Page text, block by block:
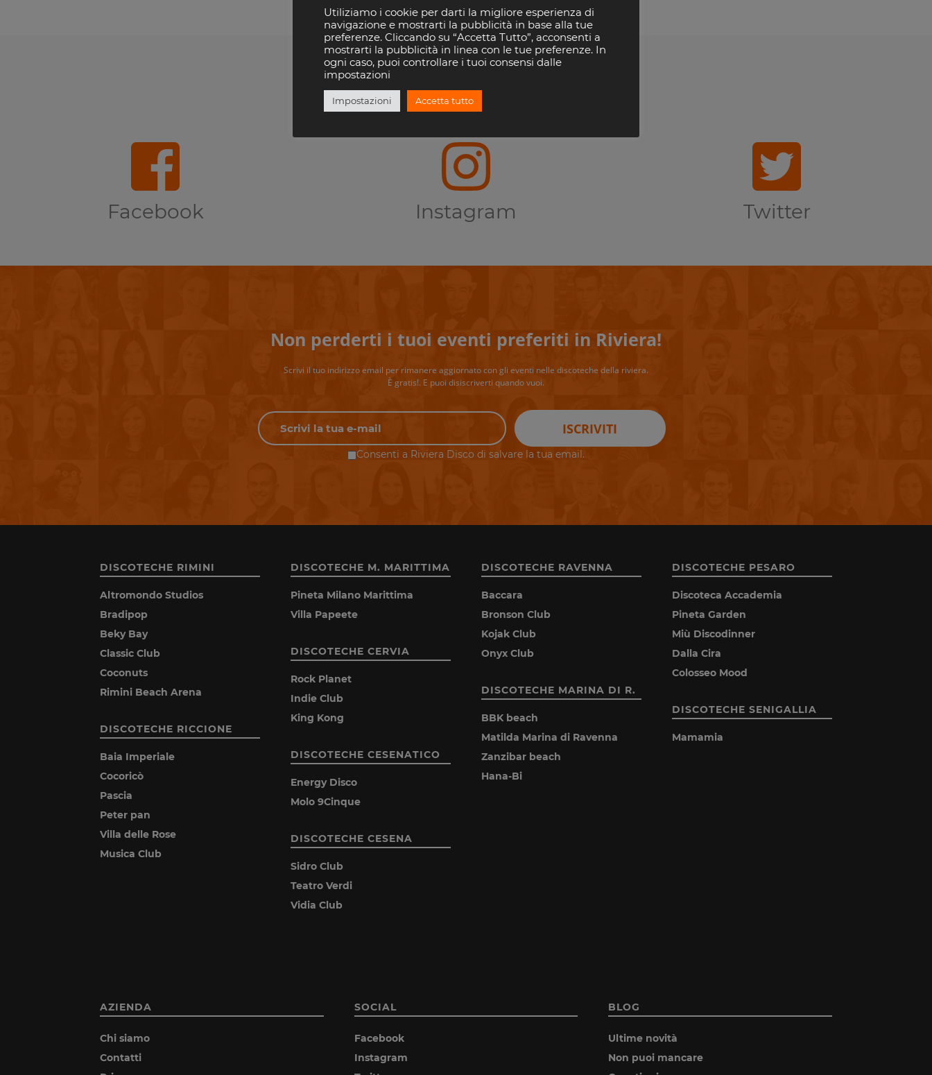
Ti piace Riviera Disco?
Seguici anche sui Social
Facebook Instagram Twitter
Non perderti i tuoi eventi preferiti in Riviera!
Scrivi il tuo indirizzo email per rimanere aggiornato con gli eventi nelle discoteche della riviera.
È gratis!. E puoi disiscriverti quando vuoi.
ISCRIVITI
Consenti a Riviera Disco di salvare la tua email.
DISCOTECHE RIMINI
Altromondo Studios
Bradipop
Beky Bay
Classic Club
Coconuts
Rimini Beach Arena
DISCOTECHE RICCIONE
Baia Imperiale
Cocoricò
Pascia
Peter pan
Villa delle Rose
Musica Club
DISCOTECHE M. MARITTIMA
Pineta Milano Marittima
Villa Papeete
DISCOTECHE CERVIA
Rock Planet
Indie Club
King Kong
DISCOTECHE CESENATICO
Energy Disco
Molo 9Cinque
DISCOTECHE CESENA
Sidro Club
Teatro Verdi
Vidia Club
DISCOTECHE RAVENNA
Baccara
Bronson Club
Kojak Club
Onyx Club
DISCOTECHE MARINA DI R.
BBK beach
Matilda Marina di Ravenna
Zanzibar beach
Hana-Bi
DISCOTECHE PESARO
Discoteca Accademia
Pineta Garden
Miù Discodinner
Dalla Cira
Colosseo Mood
DISCOTECHE SENIGALLIA
Mamamia
AZIENDA
Chi siamo
Contatti
SOCIAL
Facebook
Instagram
BLOG
Ultime novità
Non puoi mancare
Utiliziamo i cookie per darti la migliore esperienza di
navigazione e mostrarti la pubblicità in base alla tue
preferenze. Cliccando su “Accetta Tutto”, acconsenti a
mostrarti la pubblicità in linea con le tue preferenze. In
ogni caso, puoi controllare i tuoi consensi dalle
impostazioni
Impostazioni Accetta tutto